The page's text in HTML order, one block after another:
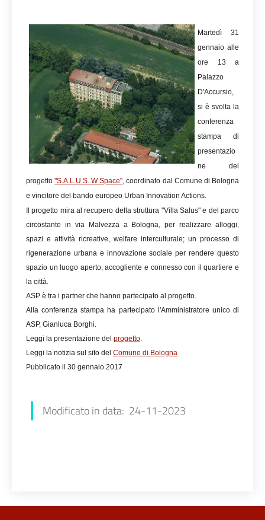
Martedì 31
gennaio alle
ore 13 a
Palazzo
D'Accursio,
si è svolta la
conferenza
stampa di
presentazio
ne del
progetto"S.A.L.U.S. W Space", coordinato dal Comune di Bologna
e vincitore del bando europeo Urban Innovation Actions.
Il progetto mira al recupero della struttura "Villa Salus" e del parco
circostante in via Malvezza a Bologna, per realizzare alloggi,
spazi e attività ricreative, welfare interculturale; un processo di
rigenerazione urbana e innovazione sociale per rendere questo
spazio un luogo aperto, accogliente e connesso con il quartiere e
la città.
ASP è tra i partner che hanno partecipato al progetto.
Alla conferenza stampa ha partecipato l'Amministratore unico di
ASP, Gianluca Borghi.
Leggi la presentazione del progetto.
Leggi la notizia sul sito del Comune di Bologna
Pubblicato il 30 gennaio 2017
Modificato in data: 24-11-2023